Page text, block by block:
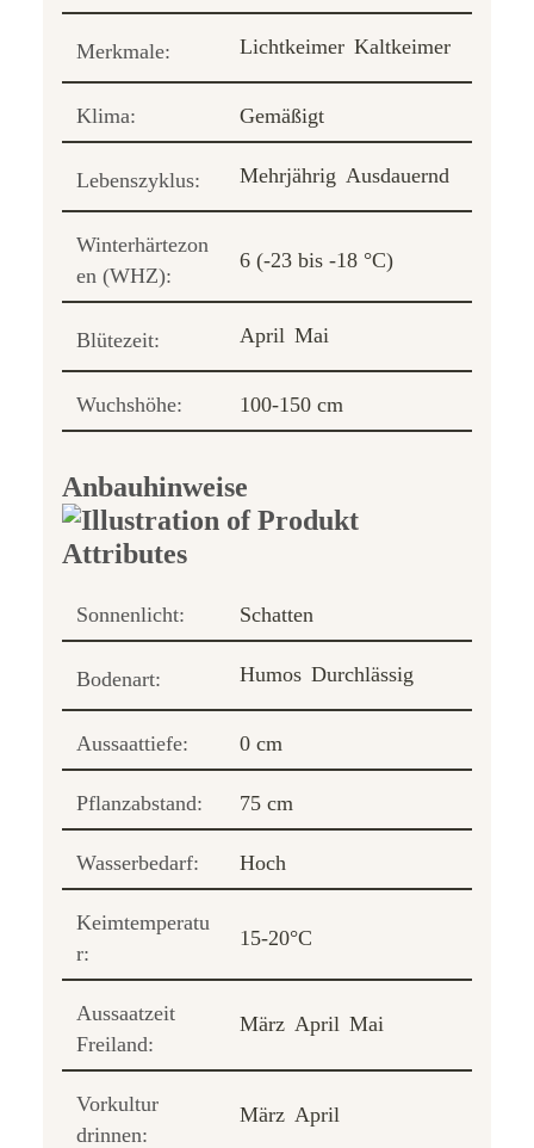
Merkmale: Lichtkeimer Kaltkeimer
Klima: Gemäßigt
Lebenszyklus: Mehrjährig Ausdauernd
Winterhärtezon
en (WHZ):
6 (-23 bis -18 °C)
Blütezeit: April Mai
Wuchshöhe: 100-150 cm
Anbauhinweise
Sonnenlicht: Schatten
Bodenart: Humos Durchlässig
Aussaattiefe: 0 cm
Pflanzabstand: 75 cm
Wasserbedarf: Hoch
Keimtemperatu
r:
15-20°C
Aussaatzeit
Freiland:
März April Mai
Vorkultur
drinnen:
März April